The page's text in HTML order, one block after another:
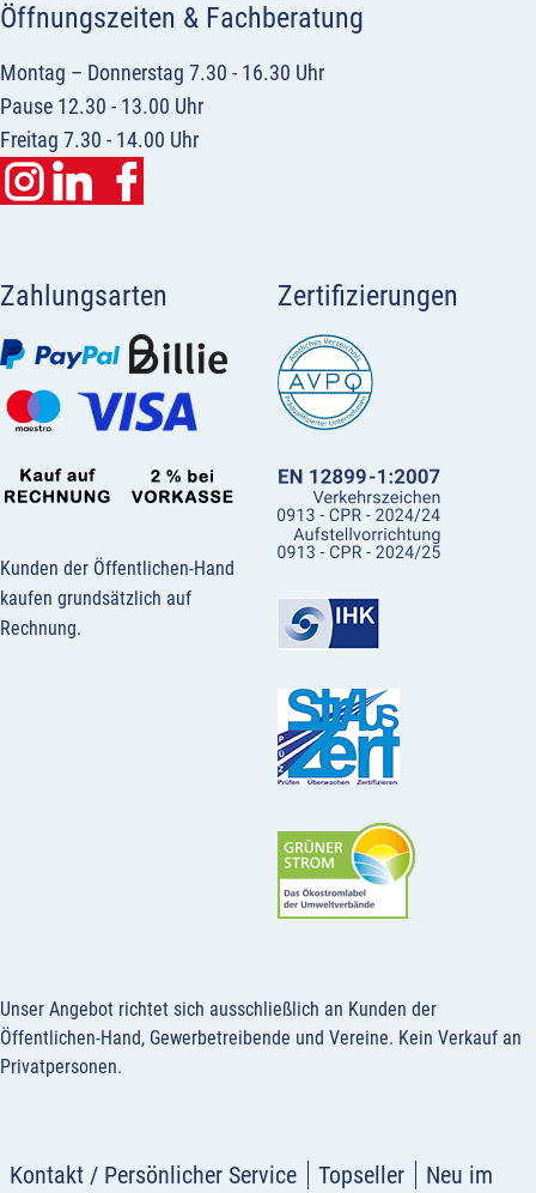
Öffnungszeiten & Fachberatung
Montag – Donnerstag 7.30 - 16.30 Uhr
Pause 12.30 - 13.00 Uhr
Freitag 7.30 - 14.00 Uhr
Zahlungsarten
Kunden der Öffentlichen-Hand
kaufen grundsätzlich auf
Rechnung.
Zertifizierungen
Unser Angebot richtet sich ausschließlich an Kunden der
Öffentlichen-Hand, Gewerbetreibende und Vereine. Kein Verkauf an
Privatpersonen.
Kontakt / Persönlicher Service Topseller Neu im